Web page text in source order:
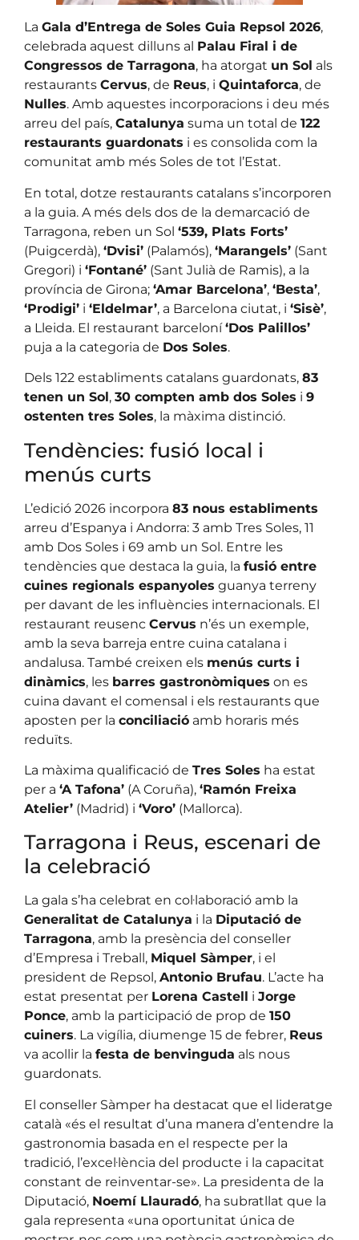
La Gala d’Entrega de Soles Guia Repsol 2026,
celebrada aquest dilluns al Palau Firal i de
Congressos de Tarragona, ha atorgat un Sol als
restaurants Cervus, de Reus, i Quintaforca, de
Nulles. Amb aquestes incorporacions i deu més
arreu del país, Catalunya suma un total de 122
restaurants guardonats i es consolida com la
comunitat amb més Soles de tot l’Estat.
En total, dotze restaurants catalans s’incorporen
a la guia. A més dels dos de la demarcació de
Tarragona, reben un Sol ‘539, Plats Forts’
(Puigcerdà), ‘Dvisi’ (Palamós), ‘Marangels’ (Sant
Gregori) i ‘Fontané’ (Sant Julià de Ramis), a la
província de Girona; ‘Amar Barcelona’, ‘Besta’,
‘Prodigi’ i ‘Eldelmar’, a Barcelona ciutat, i ‘Sisè’,
a Lleida. El restaurant barceloní‘Dos Palillos’
puja a la categoria de Dos Soles.
Dels 122 establiments catalans guardonats, 83
tenen un Sol, 30 compten amb dos Soles i 9
ostenten tres Soles, la màxima distinció.
Tendències: fusió local i
menús curts
L’edició 2026 incorpora 83 nous establiments
arreu d’Espanya i Andorra: 3 amb Tres Soles, 11
amb Dos Soles i 69 amb un Sol. Entre les
tendències que destaca la guia, la fusió entre
cuines regionals espanyoles guanya terreny
per davant de les influències internacionals. El
restaurant reusenc Cervus n’és un exemple,
amb la seva barreja entre cuina catalana i
andalusa. També creixen els menús curts i
dinàmics, les barres gastronòmiques on es
cuina davant el comensal i els restaurants que
aposten per la conciliació amb horaris més
reduïts.
La màxima qualificació de Tres Soles ha estat
per a ‘A Tafona’ (A Coruña), ‘Ramón Freixa
Atelier’ (Madrid) i ‘Voro’ (Mallorca).
Tarragona i Reus, escenari de
la celebració
La gala s’ha celebrat en col·laboració amb la
Generalitat de Catalunya i la Diputació de
Tarragona, amb la presència del conseller
d’Empresa i Treball, Miquel Sàmper, i el
president de Repsol, Antonio Brufau. L’acte ha
estat presentat per Lorena Castell i Jorge
Ponce, amb la participació de prop de 150
cuiners. La vigília, diumenge 15 de febrer, Reus
va acollir la festa de benvinguda als nous
guardonats.
El conseller Sàmper ha destacat que el lideratge
català «és el resultat d’una manera d’entendre la
gastronomia basada en el respecte per la
tradició, l’excel·lència del producte i la capacitat
constant de reinventar-se». La presidenta de la
Diputació, Noemí Llauradó, ha subratllat que la
gala representa «una oportunitat única de